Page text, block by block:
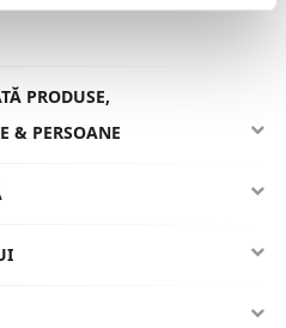
PRODUSE,
& PERSOANE